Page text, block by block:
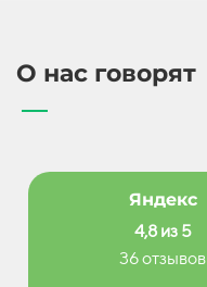
О нас говорят
Яндекс
4,8 из 5
36 отзывов